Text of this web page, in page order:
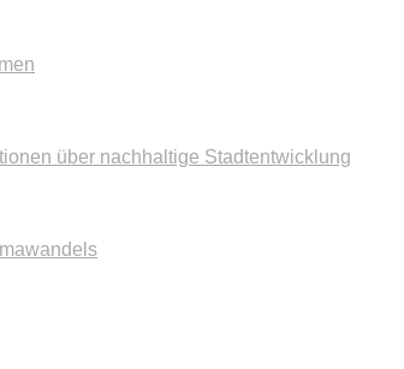
über nachhaltige Stadtentwicklung